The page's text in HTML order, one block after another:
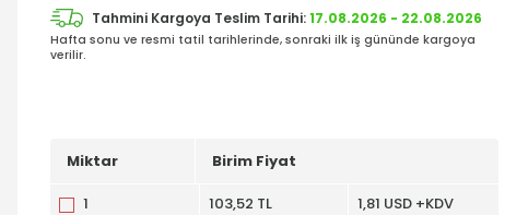
Tahmini Kargoya Teslim Tarihi:17.08.2026 - 22.08.2026
Hafta sonu ve resmi tatil tarihlerinde, sonraki ilk iş gününde kargoya
verilir.
Miktar Birim Fiyat
1 103,52 TL
1,81 USD +KDV